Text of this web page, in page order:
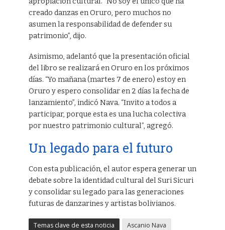
creado danzas en Oruro, pero muchos no
asumen la responsabilidad de defender su
patrimonio”, dijo.
Asimismo, adelantó que la presentación oficial
del libro se realizará en Oruro en los próximos
días. “Yo mañana (martes 7 de enero) estoy en
Oruro y espero consolidar en 2 días la fecha de
lanzamiento”, indicó Nava. “Invito a todos a
participar, porque esta es una lucha colectiva
por nuestro patrimonio cultural”, agregó.
Un legado para el futuro
Con esta publicación, el autor espera generar un
debate sobre la identidad cultural del Suri Sicuri
y consolidar su legado para las generaciones
futuras de danzarines y artistas bolivianos.
Temas clave de esta noticia
Ascanio Nava